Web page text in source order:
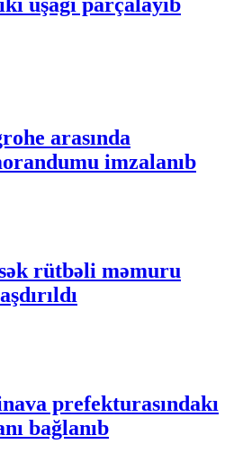
uşağı parçalayıb
arasında
imzalanıb
rütbəli məmuru
prefekturasındakı
bağlanıb